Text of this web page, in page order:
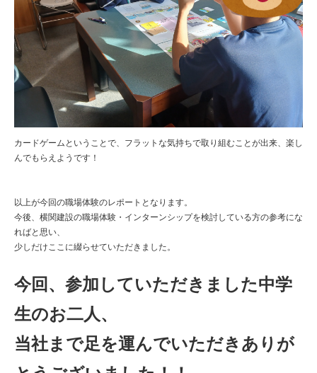
カードゲームということで、フラットな気持ちで取り組むことが出来、楽し
んでもらえようです！
以上が今回の職場体験のレポートとなります。
今後、横関建設の職場体験・インターンシップを検討している方の参考にな
ればと思い、
少しだけここに綴らせていただきました。
今回、参加していただきました中学
生のお二人、
当社まで足を運んでいただきありが